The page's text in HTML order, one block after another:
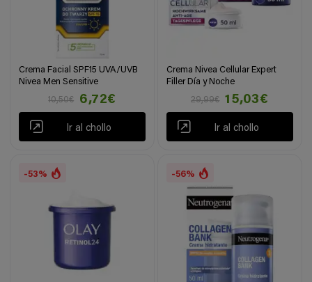
Crema Facial SPF15 UVA/UVB
Nivea Men Sensitive
10,50€
6,72€
Ir al chollo
Crema Nivea Cellular Expert
Filler Día y Noche
29,99€
15,03€
Ir al chollo
-53% -56%